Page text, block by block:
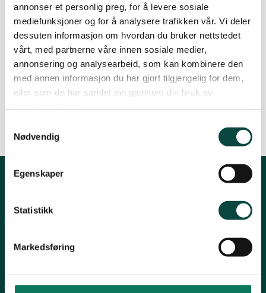
annonser et personlig preg, for å levere sosiale
mediefunksjoner og for å analysere trafikken vår. Vi deler
dessuten informasjon om hvordan du bruker nettstedet
vårt, med partnerne våre innen sosiale medier,
annonsering og analysearbeid, som kan kombinere den
med annen informasjon du har gjort tilgjengelig for dem,
eller som de har samlet inn gjennom din bruk av
Nødvendig
Egenskaper
Statistikk
Markedsføring
Øvre Eiker
Arbeidsprogram
Årsmelding 2015
Regnskap 2015
Invitasjon til miljøpris i Grønne Lier
martinlindal@hotmail.com
Organisasjons# 970492283